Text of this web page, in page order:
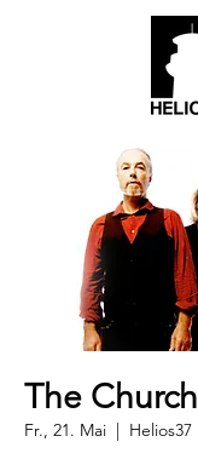
The Church
Fr., 21. Mai
  |
Helios37